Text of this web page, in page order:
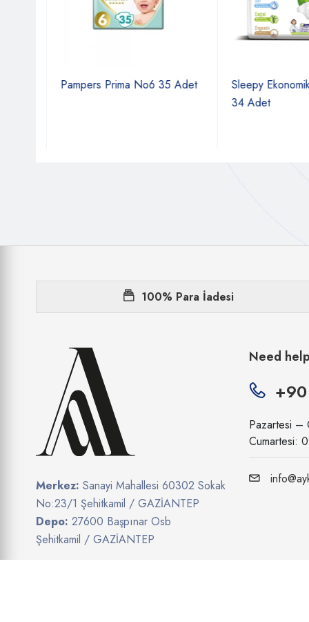
Pampers Prima No6 35 Adet
Sleepy
34 Adet
100% Para İadesi
Merkez: Sanayi Mahallesi 60302 Sokak
No:23/1 Şehitkamil / GAZİANTEP
Depo: 27600 Başpınar Osb
Şehitkamil / GAZİANTEP
Need
Pazartesi –
Cumartesi: